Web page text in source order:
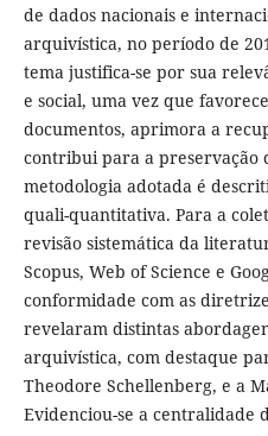
de dados nacionais e
arquivística, no período de
tema justifica-se por sua
e social, uma vez que
documentos, aprimora a
contribui para a preservação
metodologia adotada é
quali-quantitativa. Para a
revisão sistemática da
Scopus, Web of Science e
conformidade com as
revelaram distintas
arquivística, com destaque
Theodore Schellenberg, e a
Evidenciou-se a centralidade